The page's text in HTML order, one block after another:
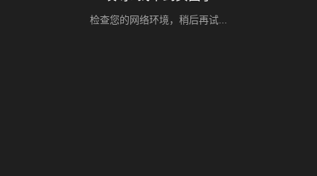
检查您的网络环境，稍后再试...